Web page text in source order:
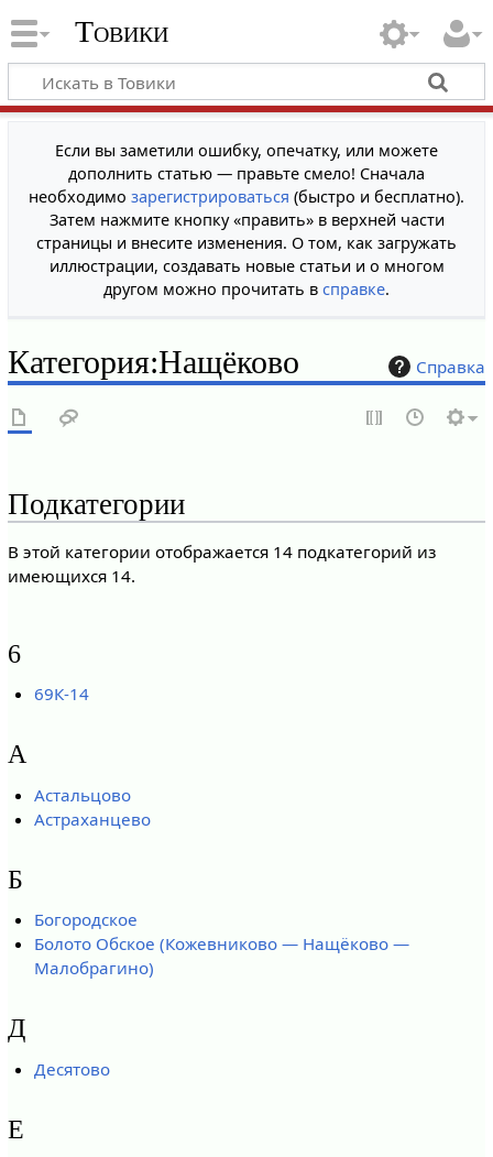
Товики
Если вы заметили ошибку, опечатку, или можете
дополнить статью — правьте смело! Сначала
необходимо зарегистрироваться (быстро и бесплатно).
Затем нажмите кнопку «править» в верхней части
страницы и внесите изменения. О том, как загружать
иллюстрации, создавать новые статьи и о многом
другом можно прочитать в справке.
Справка
Категория:Нащёково
Подкатегории
В этой категории отображается 14 подкатегорий из
имеющихся 14.
6
69К-14
А
Астальцово
Астраханцево
Б
Богородское
Болото Обское (Кожевниково — Нащёково —
Малобрагино)
Д
Десятово
Е